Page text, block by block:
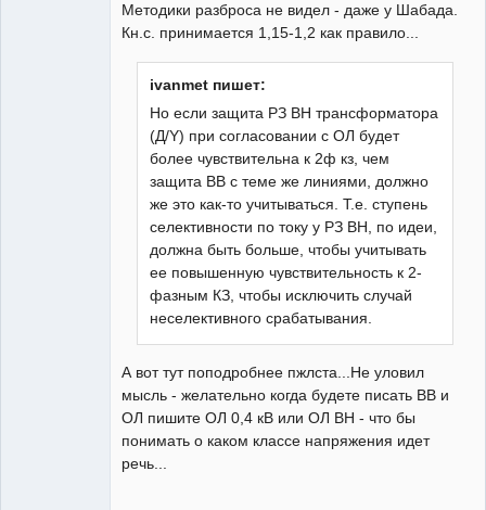
Методики разброса не видел - даже у Шабада.
Кн.с. принимается 1,15-1,2 как правило...
ivanmet пишет:
Но если защита РЗ ВН трансформатора
(Д/Y) при согласовании с ОЛ будет
более чувствительна к 2ф кз, чем
защита ВВ с теме же линиями, должно
же это как-то учитываться. Т.е. ступень
селективности по току у РЗ ВН, по идеи,
должна быть больше, чтобы учитывать
ее повышенную чувствительность к 2-
фазным КЗ, чтобы исключить случай
неселективного срабатывания.
А вот тут поподробнее пжлста...Не уловил
мысль - желательно когда будете писать ВВ и
ОЛ пишите ОЛ 0,4 кВ или ОЛ ВН - что бы
понимать о каком классе напряжения идет
речь...